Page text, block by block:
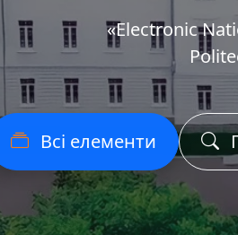
«Еlectronic
Всі елементи